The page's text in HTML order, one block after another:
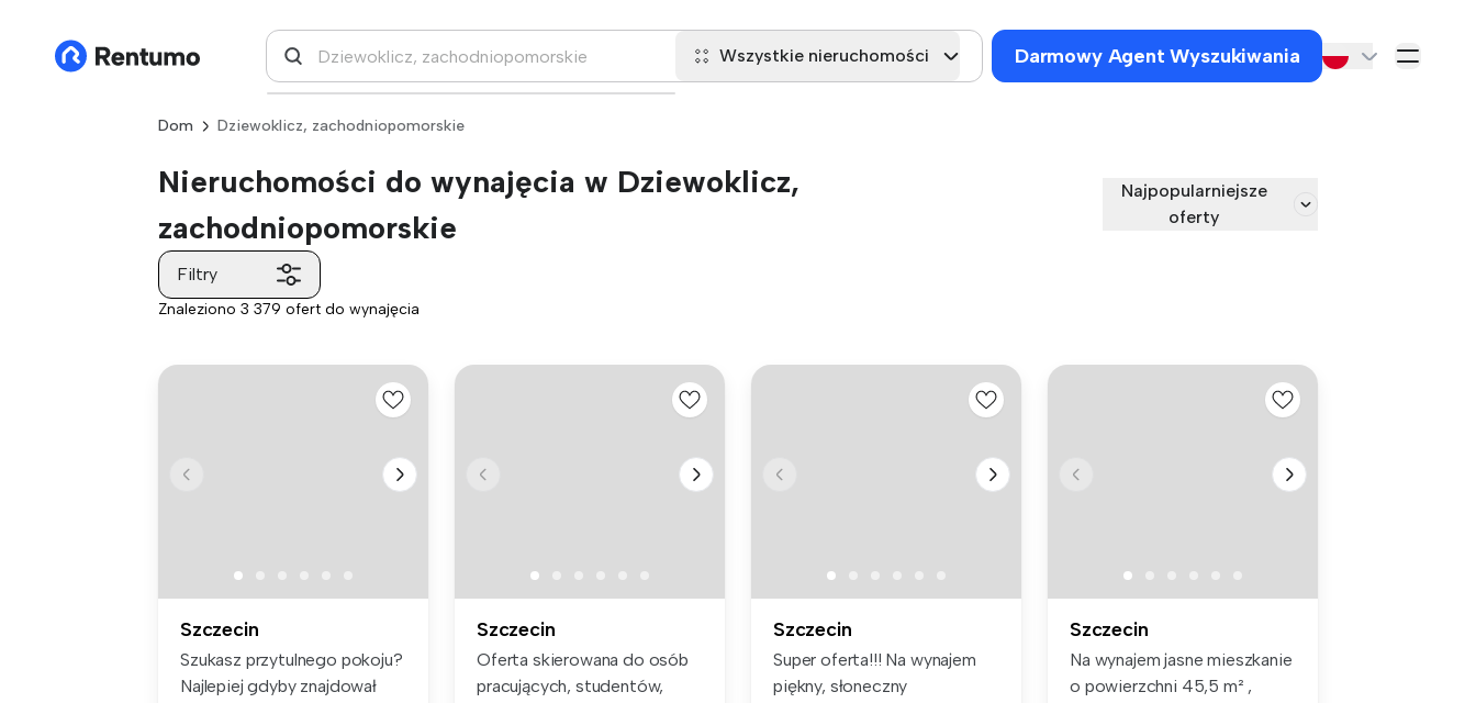
Wszystkie nieruchomości Darmowy Agent Wyszukiwania
Dom Dziewoklicz, zachodniopomorskie
Nieruchomości do wynajęcia w Dziewoklicz,
zachodniopomorskie
Najpopularniejsze
oferty
Filtry
Znaleziono 3 379 ofert do wynajęcia
Szczecin
Szukasz przytulnego pokoju?
Najlepiej gdyby znajdował
Szczecin
Oferta skierowana do osób
pracujących, studentów,
Szczecin
Super oferta!!! Na wynajem
piękny, słoneczny
Szczecin
Na wynajem jasne mieszkanie
o powierzchni 45,5 m² ,